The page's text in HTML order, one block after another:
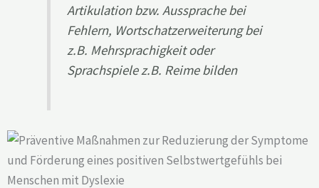
Artikulation bzw. Aussprache bei
Fehlern, Wortschatzerweiterung bei
z.B. Mehrsprachigkeit oder
Sprachspiele z.B. Reime bilden